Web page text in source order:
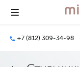
+7 (812) 309-34-98